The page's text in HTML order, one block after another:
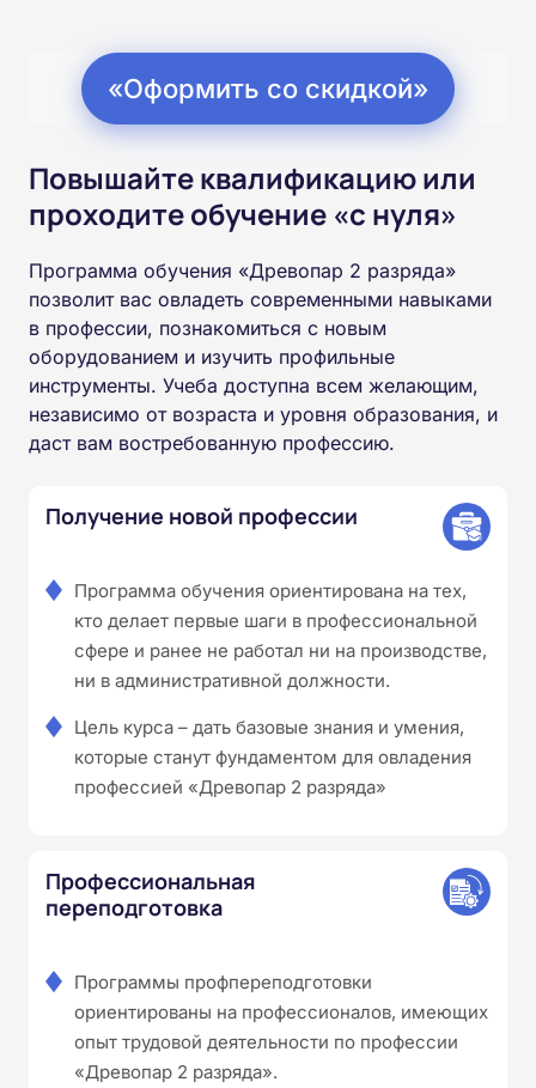
«Оформить со скидкой»
Повышайте квалификацию или
проходите обучение «с нуля»
Программа обучения «Древопар 2 разряда»
позволит вас овладеть современными навыками
в профессии, познакомиться с новым
оборудованием и изучить профильные
инструменты. Учеба доступна всем желающим,
независимо от возраста и уровня образования, и
даст вам востребованную профессию.
Получение новой профессии
Программа обучения ориентирована на тех,
кто делает первые шаги в профессиональной
сфере и ранее не работал ни на производстве,
ни в административной должности.
Цель курса – дать базовые знания и умения,
которые станут фундаментом для овладения
профессией «Древопар 2 разряда»
Профессиональная
переподготовка
Программы профпереподготовки
ориентированы на профессионалов, имеющих
опыт трудовой деятельности по профессии
«Древопар 2 разряда».